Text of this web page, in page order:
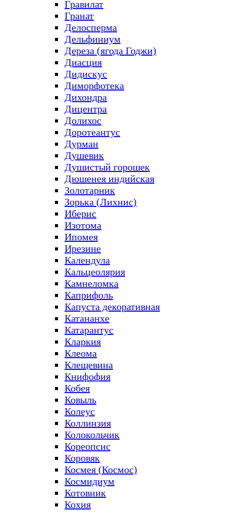
Гравилат
Гранат
Делосперма
Дельфиниум
Дереза (ягода Годжи)
Диасция
Дидискус
Диморфотека
Дихондра
Дицентра
Долихос
Доротеантус
Дурман
Душевик
Душистый горошек
Дюшенея индийская
Золотарник
Зорька (Лихнис)
Иберис
Изотома
Ипомея
Ирезине
Календула
Кальцеолярия
Камнеломка
Каприфоль
Капуста декоративная
Катананхе
Катарантус
Кларкия
Клеома
Клещевина
Книфофия
Кобея
Ковыль
Колеус
Коллинзия
Колокольчик
Кореопсис
Коровяк
Космея (Космос)
Космидиум
Котовник
Кохия